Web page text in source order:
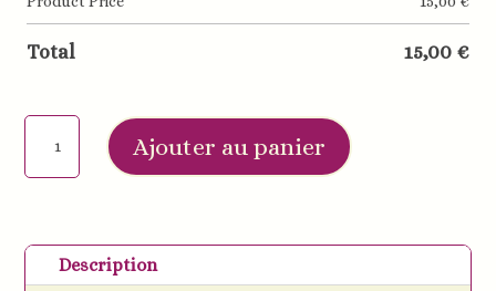
Total 15,00 €
personnalisée
moto
Ajouter au panier
Description